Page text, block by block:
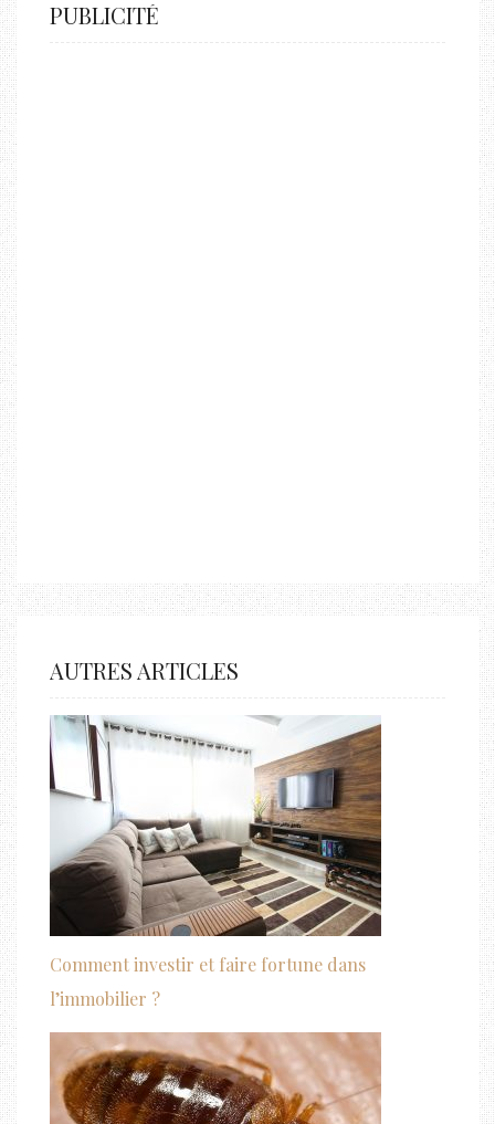
PUBLICITÉ
AUTRES ARTICLES
Comment investir et faire fortune dans
l’immobilier ?